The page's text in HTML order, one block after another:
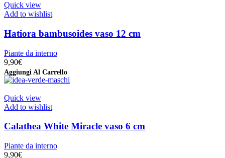
Quick view
Add to wishlist
Hatiora bambusoides vaso 12 cm
Piante da interno
9,90€
Aggiungi Al Carrello
Quick view
Add to wishlist
Calathea White Miracle vaso 6 cm
Piante da interno
9,90€